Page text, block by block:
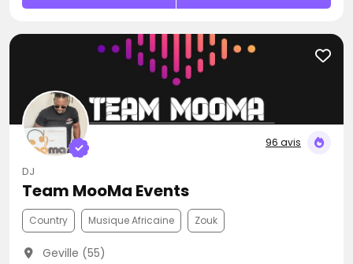
96 avis
DJ
Team MooMa Events
Country Musique Africaine Zouk
Geville (55)